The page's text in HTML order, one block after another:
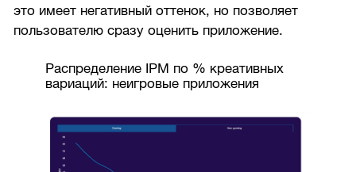
это имеет негативный оттенок, но позволяет
пользователю сразу оценить приложение.
Распределение IPM по % креативных
вариаций: неигровые приложения